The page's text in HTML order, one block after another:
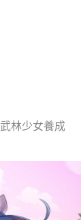
武林少女養成